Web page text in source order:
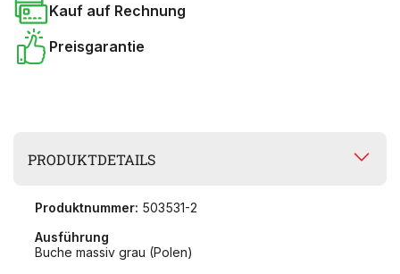
Kauf auf Rechnung
Preisgarantie
PRODUKTDETAILS
Produktnummer: 503531-2
Ausführung
Buche massiv grau (Polen)